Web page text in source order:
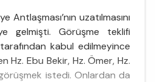
Antlaşması’nın uzatılmasını
gelmişti. Görüşme teklifi
kabul edilmeyince
Hz. Ebu Bekir, Hz. Ömer, Hz.
istedi. Onlardan da